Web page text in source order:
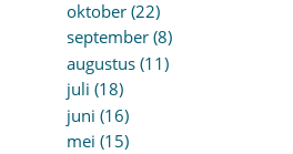
oktober (22)
september (8)
augustus (11)
juli (18)
juni (16)
mei (15)